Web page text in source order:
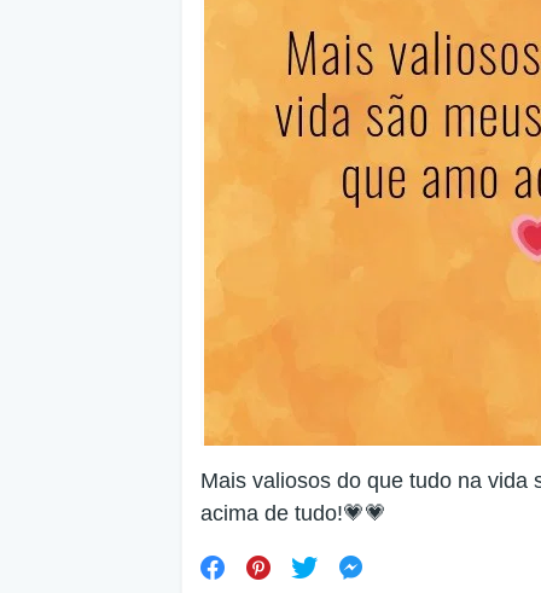
Mais valiosos do que tudo na vida
acima de tudo!💗💗